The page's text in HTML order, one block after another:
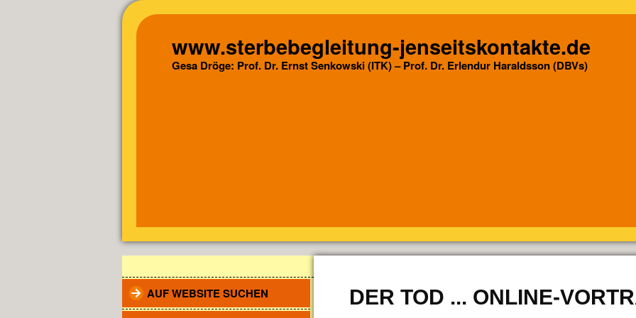
www.sterbebegleitung-jenseitskontakte.de
Gesa Dröge: Prof. Dr. Ernst Senkowski (ITK) – Prof. Dr. Erlendur Haraldsson (DBVs)
AUF WEBSITE SUCHEN DER TOD ... ONLINE-